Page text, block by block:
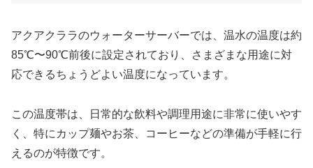
アクアクララのウォーターサーバーでは、温水の温度は約
85℃〜90℃前後に設定されており、さまざまな用途に対
応できるちょうどよい温度になっています。
この温度帯は、日常的な飲料や調理用途に非常に使いやす
く、特にカップ麺やお茶、コーヒーなどの準備が手軽に行
えるのが特徴です。